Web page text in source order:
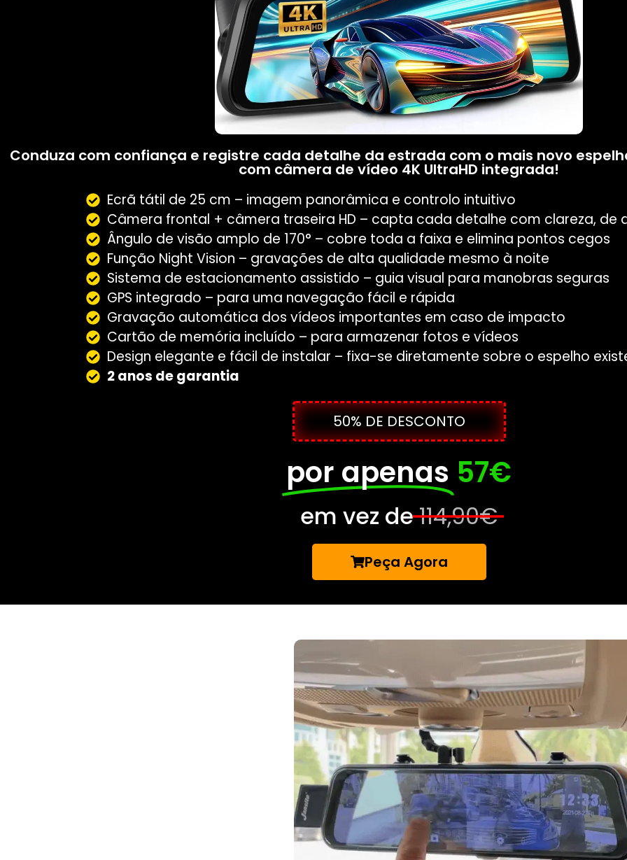
Conduza com confiança e registre cada detalhe da estrada com o mais novo
com câmera de vídeo 4K UltraHD integrada!
Ecrã tátil de 25 cm – imagem panorâmica e controlo intuitivo
Câmera frontal + câmera traseira HD – capta cada detalhe com clareza, de
Ângulo de visão amplo de 170° – cobre toda a faixa e elimina pontos cegos
Função Night Vision – gravações de alta qualidade mesmo à noite
Sistema de estacionamento assistido – guia visual para manobras seguras
GPS integrado – para uma navegação fácil e rápida
Gravação automática dos vídeos importantes em caso de impacto
Cartão de memória incluído – para armazenar fotos e vídeos
Design elegante e fácil de instalar – fixa-se diretamente sobre o espelho
2 anos de garantia
50% DE DESCONTO
por apenas 57€
em vez de114,90€
Peça Agora